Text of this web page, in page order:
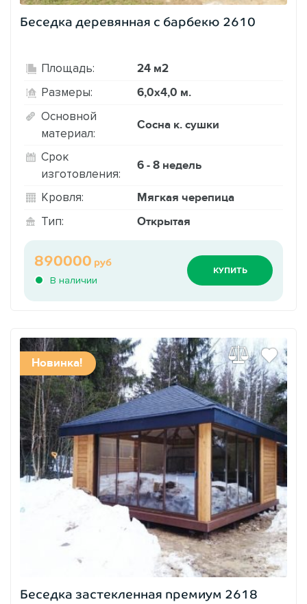
Беседка деревянная с барбекю 2610
Площадь: 24 м2
Размеры: 6,0х4,0 м.
Основной
материал:
Сосна к. сушки
Срок
изготовления:
6 - 8 недель
Кровля: Мягкая черепица
Тип: Открытая
В наличии
890000 руб
КУПИТЬ
Новинка!
Беседка застекленная премиум 2618